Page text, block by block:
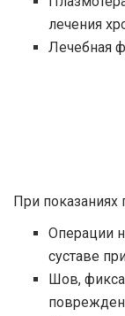
лечения
Лечебная
При показаниях
Операции
суставе
Шов,